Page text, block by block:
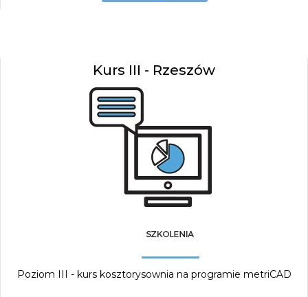
Kurs III - Rzeszów
Poziom III - kurs kosztorysownia na programie metriCAD